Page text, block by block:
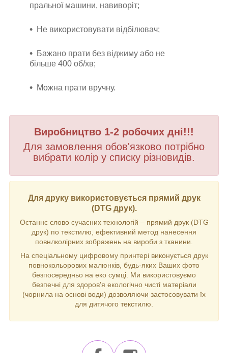
пральної машини, навиворіт;
Не використовувати відбілювач;
Бажано прати без віджиму або не
більше 400 об/хв;
Можна прати вручну.
Виробництво 1-2 робочих дні!!!
Для замовлення обов'язково потрібно
вибрати колір у списку різновидів.
Для друку використовується прямий друк
(DTG друк).
Останнє слово сучасних технологій – прямий друк (DTG
друк) по текстилю, ефективний метод нанесення
повнлколірних зображень на вироби з тканини.
На спеціальному цифровому принтері виконується друк
повнокольорових малюнків, будь-яких Ваших фото
безпосередньо на еко сумці. Ми використовуємо
безпечні для здоров'я екологічно чисті матеріали
(чорнила на основі води) дозволяючи застосовувати їх
для дитячого текстилю.